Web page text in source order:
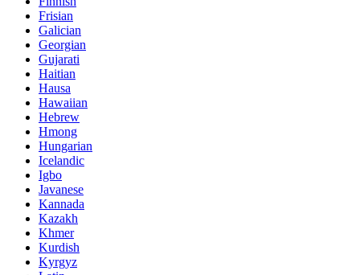
Frisian
Galician
Georgian
Gujarati
Haitian
Hausa
Hawaiian
Hebrew
Hmong
Hungarian
Icelandic
Igbo
Javanese
Kannada
Kazakh
Khmer
Kurdish
Kyrgyz